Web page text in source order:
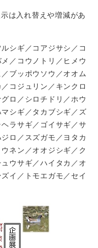
は入れ替えや増減があ
シギ／コアジサシ／コ
／コウノトリ／ヒメウ
ブッポウソウ／オオム
コジュリン／キンクロ
ロ／シロチドリ／ホウ
シギ／タカブシギ／ズ
ラサギ／ゴイサギ／サ
ロ／スズガモ／ヨタカ
ネン／オオジシギ／ク
ウサギ／ハイタカ／オ
イ／トモエガモ／セイ